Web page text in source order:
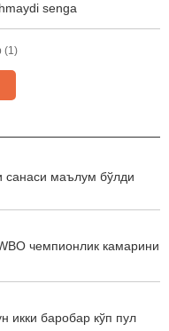
senga
(1)
санаси маълум бўлди
чемпионлик камарини
икки баробар кўп пул